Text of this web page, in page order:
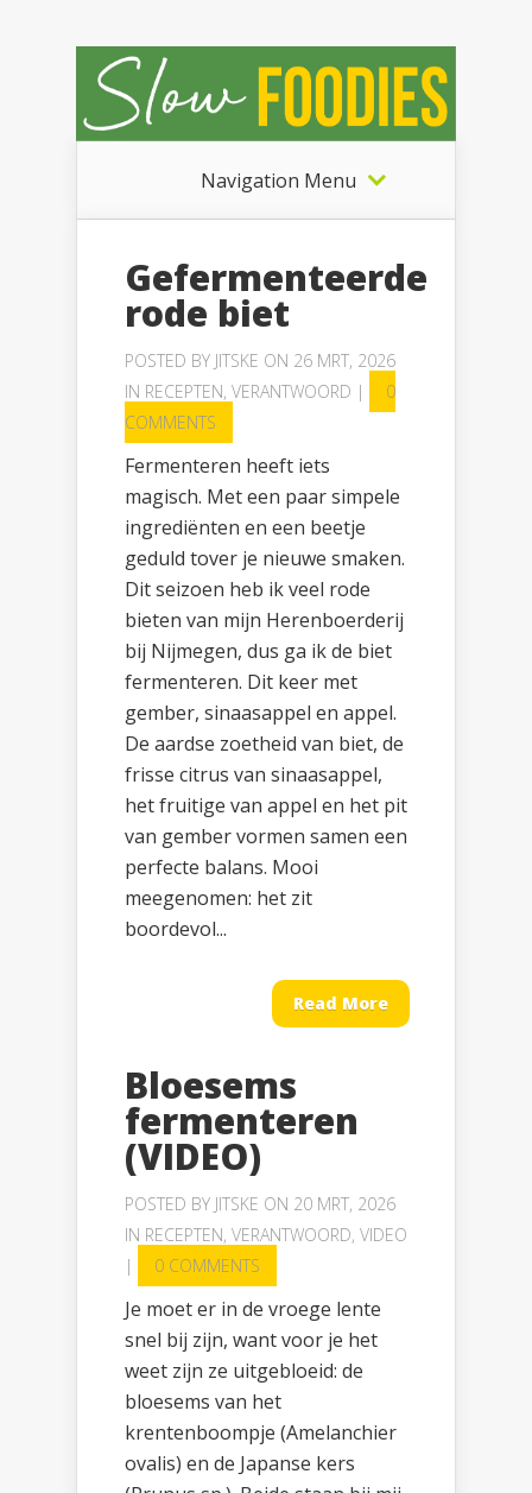
Navigation Menu
Gefermenteerde
rode biet
POSTED BY JITSKE ON 26 MRT, 2026
IN RECEPTEN, VERANTWOORD |
0
COMMENTS
Fermenteren heeft iets
magisch. Met een paar simpele
ingrediënten en een beetje
geduld tover je nieuwe smaken.
Dit seizoen heb ik veel rode
bieten van mijn Herenboerderij
bij Nijmegen, dus ga ik de biet
fermenteren. Dit keer met
gember, sinaasappel en appel.
De aardse zoetheid van biet, de
frisse citrus van sinaasappel,
het fruitige van appel en het pit
van gember vormen samen een
perfecte balans. Mooi
meegenomen: het zit
boordevol...
Read More
Bloesems
fermenteren
(VIDEO)
POSTED BY JITSKE ON 20 MRT, 2026
IN RECEPTEN, VERANTWOORD, VIDEO
|
0 COMMENTS
Je moet er in de vroege lente
snel bij zijn, want voor je het
weet zijn ze uitgebloeid: de
bloesems van het
krentenboompje (Amelanchier
ovalis) en de Japanse kers